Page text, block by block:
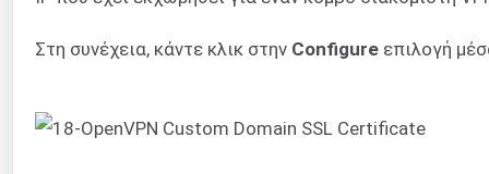
Στη συνέχεια, κάντε κλικ στην Configure επιλογή